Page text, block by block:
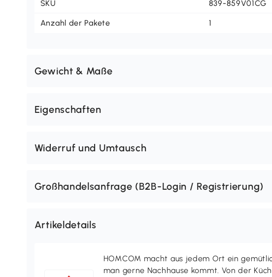
SKU 839-859V01CG
Anzahl der Pakete 1
Gewicht & Maße
Eigenschaften
Widerruf und Umtausch
Großhandelsanfrage (B2B-Login / Registrierung)
Artikeldetails
HOMCOM macht aus jedem Ort ein
man gerne Nachhause kommt. Von der